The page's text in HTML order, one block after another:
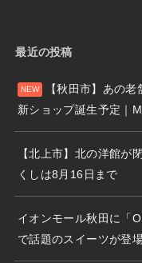
最近の投稿
【秋田市】あの
新ショップ誕生予定｜
【北上市】北の洋館が
くしは8月16日まで
イオンモール秋田に「
で話題のスイーツが登